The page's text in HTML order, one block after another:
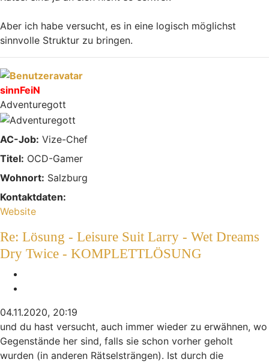
Aber ich habe versucht, es in eine logisch möglichst
sinnvolle Struktur zu bringen.
Nach oben
sinnFeiN
Adventuregott
AC-Job: Vize-Chef
Titel: OCD-Gamer
Wohnort: Salzburg
Kontaktdaten:
Kontaktdaten von sinnFeiN
Website
Re: Lösung - Leisure Suit Larry - Wet Dreams
Dry Twice - KOMPLETTLÖSUNG
04.11.2020, 20:19
und du hast versucht, auch immer wieder zu erwähnen, wo
Gegenstände her sind, falls sie schon vorher geholt
wurden (in anderen Rätselsträngen). Ist durch die